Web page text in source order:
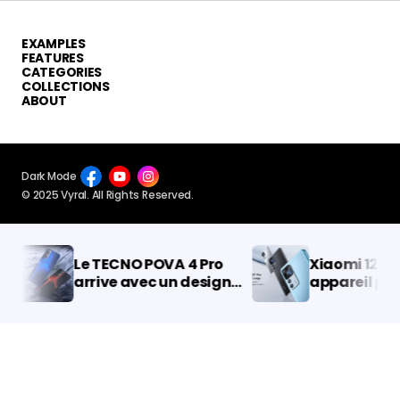
EXAMPLES
FEATURES
CATEGORIES
COLLECTIONS
ABOUT
© 2025 Vyral. All Rights Reserved.
Dark Mode
Le TECNO POVA 4 Pro
arrive avec un design
provocateur
Xiaomi 12T
appareil
MP présenté !